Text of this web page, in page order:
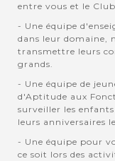
entre vous et le
- Une équipe
dans leur domaine,
transmettre leurs
grands.
- Une équipe de
d'Aptitude aux
surveiller les
leurs anniversaires
- Une équipe pour
ce soit lors des